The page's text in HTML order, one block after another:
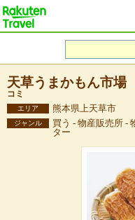
天草うまかもん市
コミ
エリア 熊本県上天草市
ジャンル
買う - 物産販売所 -
ター